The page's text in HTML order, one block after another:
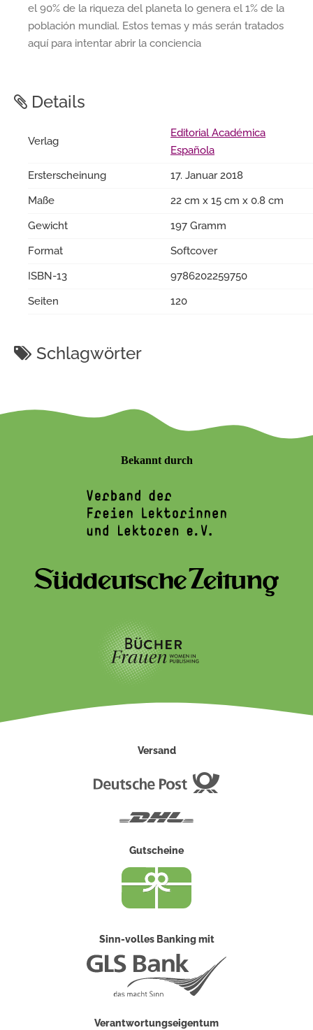
el 90% de la riqueza del planeta lo genera el 1% de la
población mundial. Estos temas y más serán tratados
aquí para intentar abrir la conciencia
Details
Verlag
Editorial Académica
Española
Ersterscheinung
17. Januar 2018
Maße
22 cm x 15 cm x 0.8 cm
Gewicht
197 Gramm
Format
Softcover
ISBN-13
9786202259750
Seiten
120
Schlagwörter
Bekannt durch
Versand
Gutscheine
Sinn-volles Banking mit
Verantwortungseigentum